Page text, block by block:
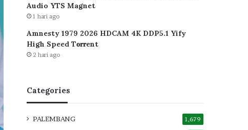
Audio YTS Magnet
1 hari ago
Amnesty 1979 2026 HDCAM 4K DDP5.1 Yify
High Speed T𝐨𝐫𝐫ent
2 hari ago
Categories
PALEMBANG 1,679